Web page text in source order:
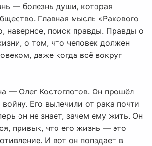
— болезнь души, которая
Главная мысль «Ракового
наверное, поиск правды. Правды о
о том, что человек должен
даже когда всё вокруг
— Олег Костоглотов. Он прошёл
войну. Его вылечили от рака почти
он не знает, зачем ему жить. Он
привык, что его жизнь — это
И вот он попадает в